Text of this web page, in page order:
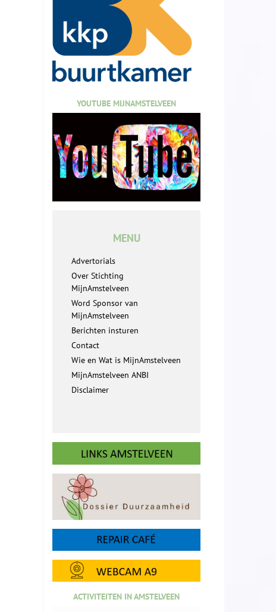
YOUTUBE MIJNAMSTELVEEN
MENU
Advertorials
Over Stichting
MijnAmstelveen
Word Sponsor van
MijnAmstelveen
Berichten insturen
Contact
Wie en Wat is MijnAmstelveen
MijnAmstelveen ANBI
Disclaimer
ACTIVITEITEN IN AMSTELVEEN